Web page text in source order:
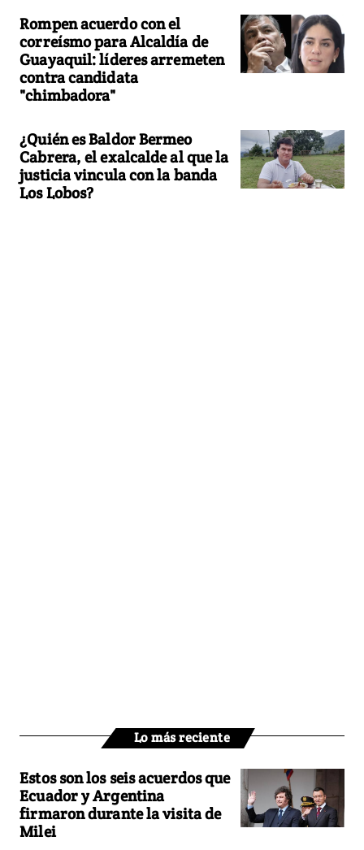
Rompen acuerdo con el
correísmo para Alcaldía de
Guayaquil: líderes arremeten
contra candidata
"chimbadora"
¿Quién es Baldor Bermeo
Cabrera, el exalcalde al que la
justicia vincula con la banda
Los Lobos?
Lo más reciente
Estos son los seis acuerdos que
Ecuador y Argentina
firmaron durante la visita de
Milei